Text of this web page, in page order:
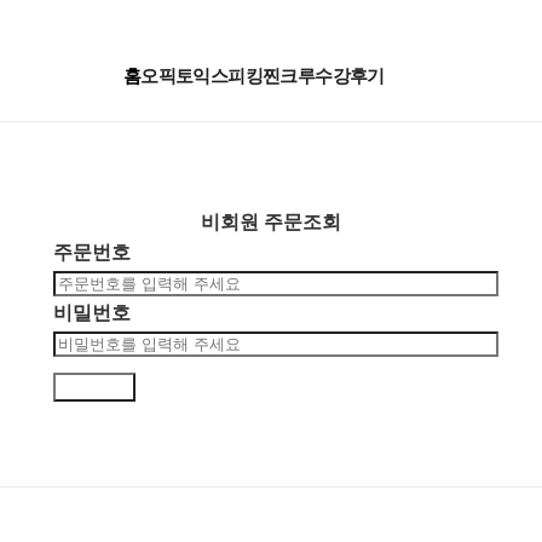
홈오픽토익스피킹찐크루수강후기
비회원 주문조회
주문번호
비밀번호